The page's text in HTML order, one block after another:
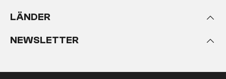
LÄNDER
NEWSLETTER